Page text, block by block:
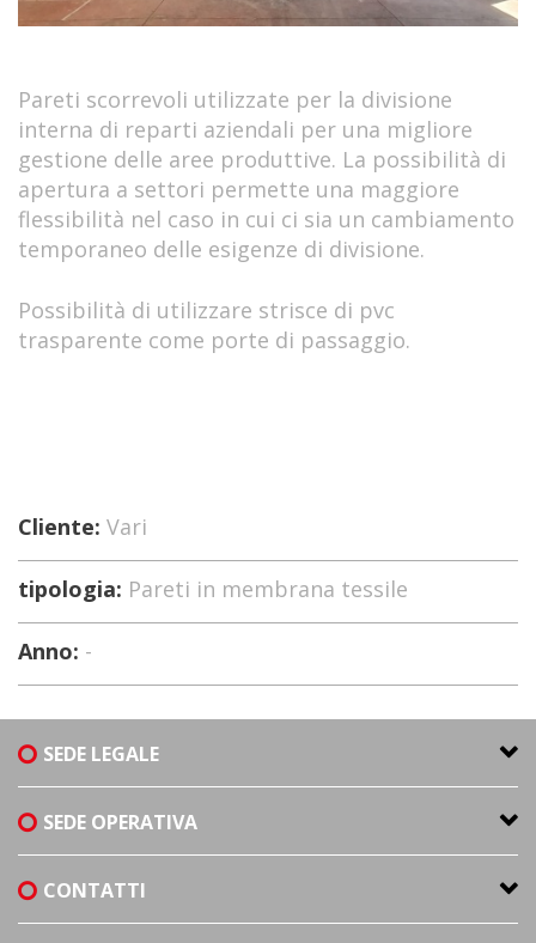
Pareti scorrevoli utilizzate per la divisione
interna di reparti aziendali per una migliore
gestione delle aree produttive. La possibilità di
apertura a settori permette una maggiore
flessibilità nel caso in cui ci sia un cambiamento
temporaneo delle esigenze di divisione.
Possibilità di utilizzare strisce di pvc
trasparente come porte di passaggio.
Cliente: Vari
tipologia: Pareti in membrana tessile
Anno: -
SEDE LEGALE
SEDE OPERATIVA
CONTATTI